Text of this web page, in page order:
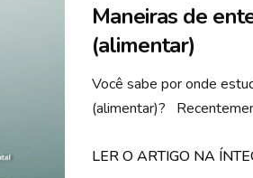
Maneiras de
(alimentar)
Você sabe por onde
(alimentar)?
LER O ARTIGO NA